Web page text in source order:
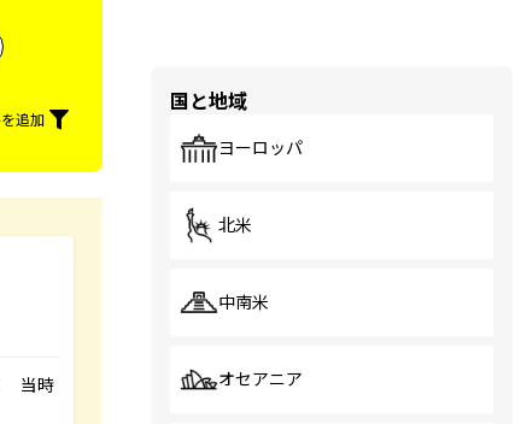
追加
当時
国と地域
ヨーロッパ
北米
中南米
オセアニア